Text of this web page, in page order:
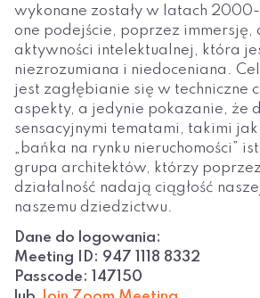
wykonane zostały w latach
one podejście, poprzez immersję,
aktywności intelektualnej, która
niezrozumiana i niedoceniana.
jest zagłębianie się w techniczne
aspekty, a jedynie pokazanie, że
sensacyjnymi tematami, takimi
„bańka na rynku nieruchomości”
grupa architektów, którzy
działalność nadają ciągłość
naszemu dziedzictwu.
Dane do logowania:
Meeting ID: 947 1118 8332
Passcode: 147150